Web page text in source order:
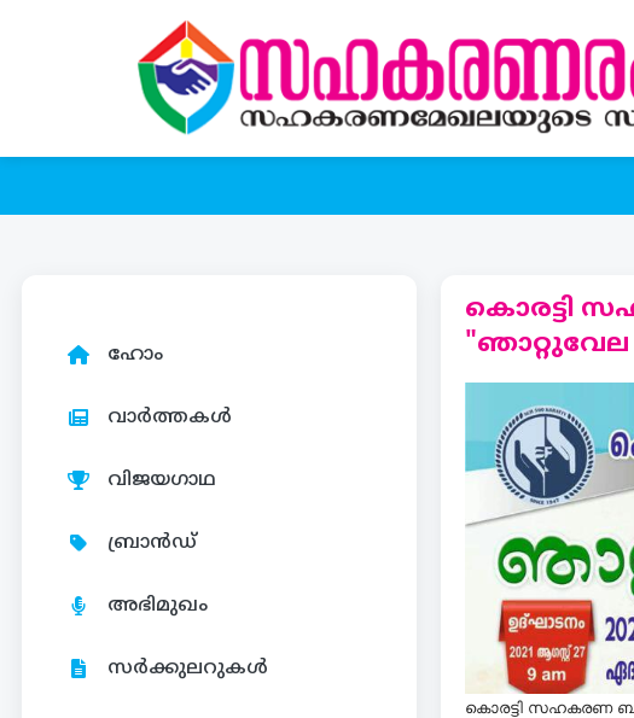
ഹോം
വാർത്തകൾ
വിജയഗാഥ
ബ്രാൻഡ്
അഭിമുഖം
സർക്കുലറുകൾ
കൊരട്ടി
"ഞാറ്റുവേല
കൊരട്ടി സഹകരണ